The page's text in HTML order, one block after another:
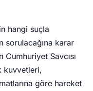
hangi suçla
sorulacağına karar
Savcısı
kuvvetleri,
göre hareket